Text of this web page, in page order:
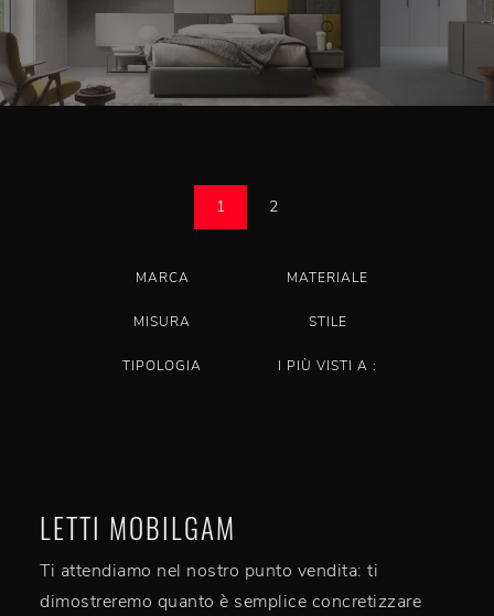
1 2
MARCA MATERIALE
MISURA STILE
TIPOLOGIA I PIÙ VISTI A :
LETTI MOBILGAM
Ti attendiamo nel nostro punto vendita: ti
dimostreremo quanto è semplice concretizzare